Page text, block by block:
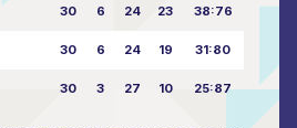
30 6 24 23 38:76
30 6 24 19 31:80
30 3 27 10 25:87